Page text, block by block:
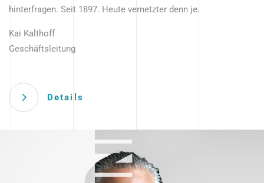
hinterfragen. Seit 1897. Heute vernetzter denn je.
Kai Kalthoff
Geschäftsleitung
Details